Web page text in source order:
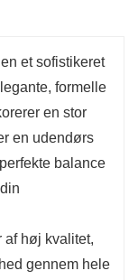
på en
kranse,
et sofistikeret
formelle
en stor
en udendørs
balance
af høj kvalitet,
gennem hele